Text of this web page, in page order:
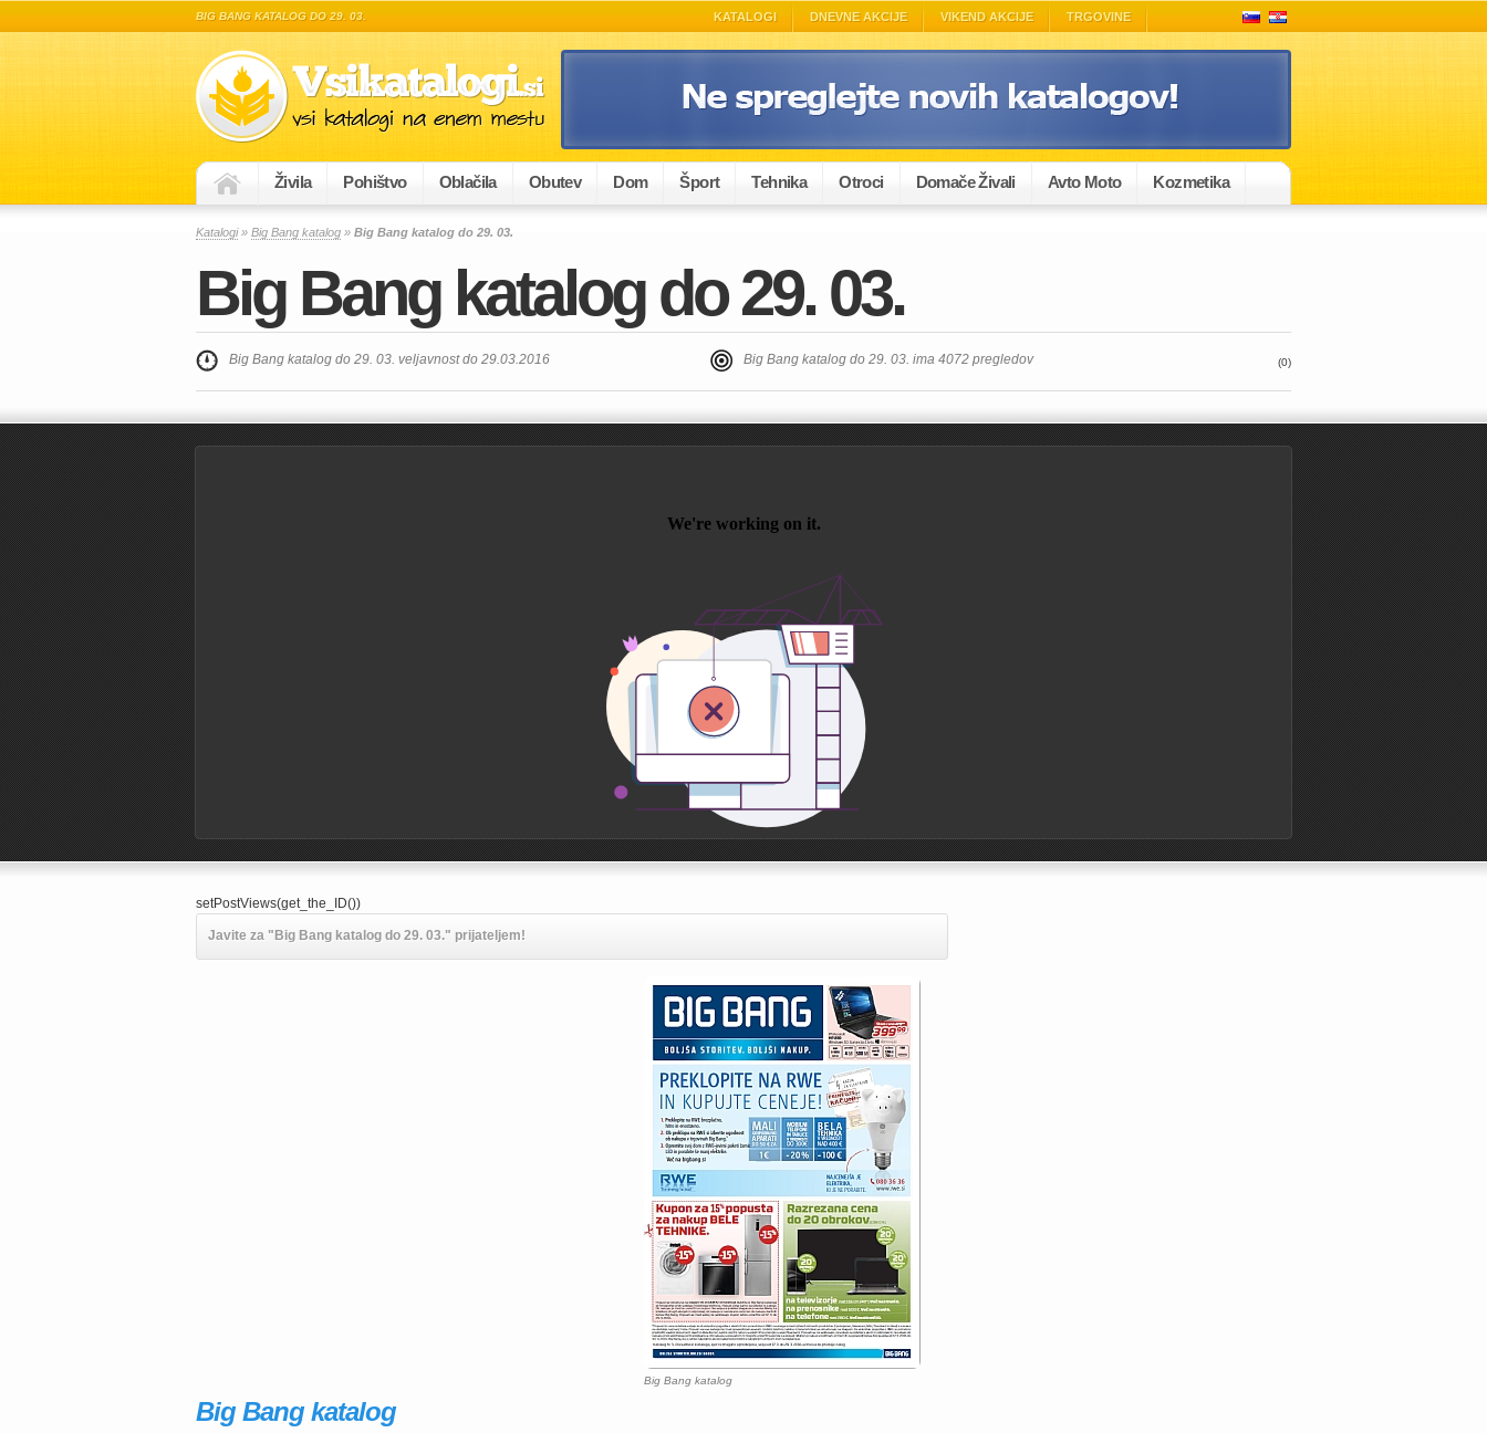
BIG BANG KATALOG DO 29. 03. KATALOGI DNEVNE AKCIJE VIKEND AKCIJE TRGOVINE
Živila Pohištvo Oblačila Obutev Dom Šport Tehnika Otroci Domače Živali Avto Moto Kozmetika
Katalogi» Big Bang katalog » Big Bang katalog do 29. 03.
Big Bang katalog do 29. 03.
Big Bang katalog do 29. 03. veljavnost do 29.03.2016 Big Bang katalog do 29. 03. ima 4072 pregledov (0)
setPostViews(get_the_ID())
Javite za "Big Bang katalog do 29. 03." prijateljem!
Big Bang katalog
Big Bang katalog